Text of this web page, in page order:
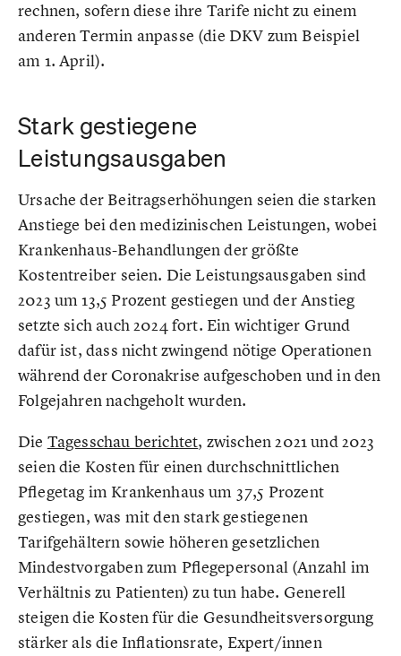
rechnen, sofern diese ihre Tarife nicht zu einem
anderen Termin anpasse (die DKV zum Beispiel
am 1. April).
Stark gestiegene
Leistungsausgaben
Ursache der Beitragserhöhungen seien die starken
Anstiege bei den medizinischen Leistungen, wobei
Krankenhaus-Behandlungen der größte
Kostentreiber seien. Die Leistungsausgaben sind
2023 um 13,5 Prozent gestiegen und der Anstieg
setzte sich auch 2024 fort. Ein wichtiger Grund
dafür ist, dass nicht zwingend nötige Operationen
während der Coronakrise aufgeschoben und in den
Folgejahren nachgeholt wurden.
Die Tagesschau berichtet, zwischen 2021 und 2023
seien die Kosten für einen durchschnittlichen
Pflegetag im Krankenhaus um 37,5 Prozent
gestiegen, was mit den stark gestiegenen
Tarifgehältern sowie höheren gesetzlichen
Mindestvorgaben zum Pflegepersonal (Anzahl im
Verhältnis zu Patienten) zu tun habe. Generell
steigen die Kosten für die Gesundheitsversorgung
stärker als die Inflationsrate, Expert/innen